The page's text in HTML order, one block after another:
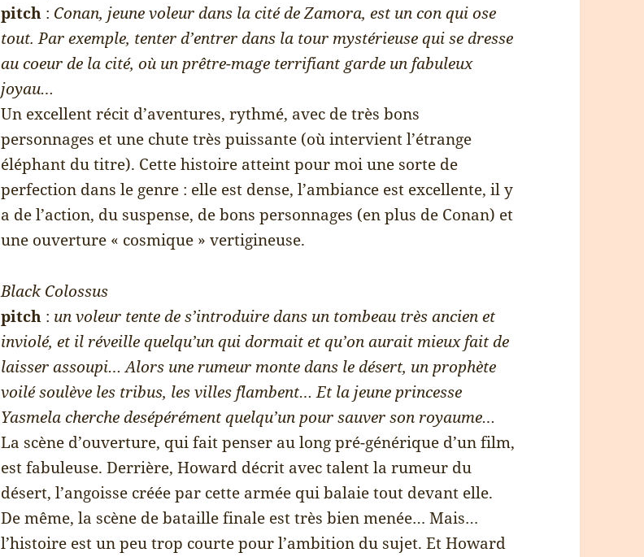
pitch : Conan, jeune voleur dans la cité de Zamora, est un con qui ose
tout. Par exemple, tenter d’entrer dans la tour mystérieuse qui se dresse
au coeur de la cité, où un prêtre-mage terrifiant garde un fabuleux
joyau…
Un excellent récit d’aventures, rythmé, avec de très bons
personnages et une chute très puissante (où intervient l’étrange
éléphant du titre). Cette histoire atteint pour moi une sorte de
perfection dans le genre : elle est dense, l’ambiance est excellente, il y
a de l’action, du suspense, de bons personnages (en plus de Conan) et
une ouverture « cosmique » vertigineuse.
Black Colossus
pitch : un voleur tente de s’introduire dans un tombeau très ancien et
inviolé, et il réveille quelqu’un qui dormait et qu’on aurait mieux fait de
laisser assoupi… Alors une rumeur monte dans le désert, un prophète
voilé soulève les tribus, les villes flambent… Et la jeune princesse
Yasmela cherche desépérément quelqu’un pour sauver son royaume…
La scène d’ouverture, qui fait penser au long pré-générique d’un film,
est fabuleuse. Derrière, Howard décrit avec talent la rumeur du
désert, l’angoisse créée par cette armée qui balaie tout devant elle.
De même, la scène de bataille finale est très bien menée… Mais…
l’histoire est un peu trop courte pour l’ambition du sujet. Et Howard